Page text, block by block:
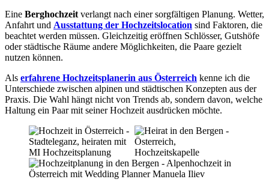
Eine Berghochzeit verlangt nach einer sorgfältigen Planung. Wetter,
Anfahrt und Ausstattung der Hochzeitslocation sind Faktoren, die
beachtet werden müssen. Gleichzeitig eröffnen Schlösser, Gutshöfe
oder städtische Räume andere Möglichkeiten, die Paare gezielt
nutzen können.
Als erfahrene Hochzeitsplanerin aus Österreich kenne ich die
Unterschiede zwischen alpinen und städtischen Konzepten aus der
Praxis. Die Wahl hängt nicht von Trends ab, sondern davon, welche
Haltung ein Paar mit seiner Hochzeit ausdrücken möchte.